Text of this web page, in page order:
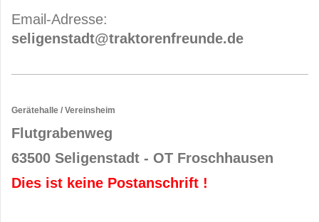
Email-Adresse:
seligenstadt@traktorenfreunde.de
Gerätehalle / Vereinsheim
Flutgrabenweg
63500 Seligenstadt - OT Froschhausen
Dies ist keine Postanschrift !